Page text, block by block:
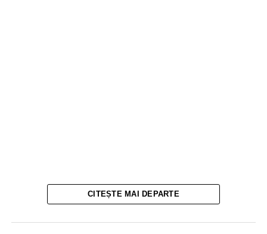
CITEȘTE MAI DEPARTE